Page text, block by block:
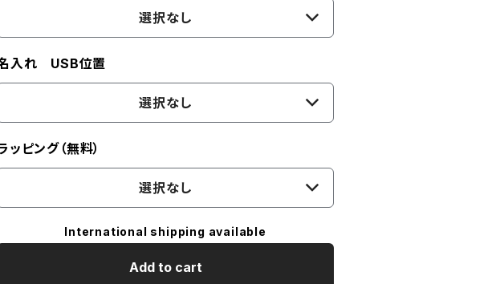
選択なし
入れ USB位置
選択なし
ッピング（無料）
選択なし
International shipping available
Add to cart